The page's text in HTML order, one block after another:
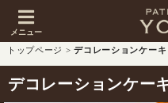
メニュー
トップページ >デコレーションケーキ
デコレーションケー